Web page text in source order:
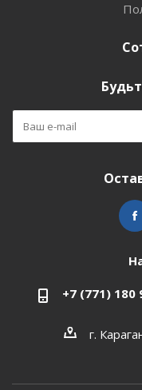
+7 (771) 180
г.